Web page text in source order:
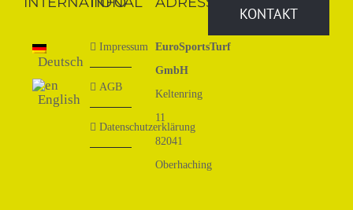
Deutsch
English
Impressum
AGB
Datenschutzerklärung
EuroSportsTurf
GmbH
Keltenring
11
82041
Oberhaching
KONTAKT